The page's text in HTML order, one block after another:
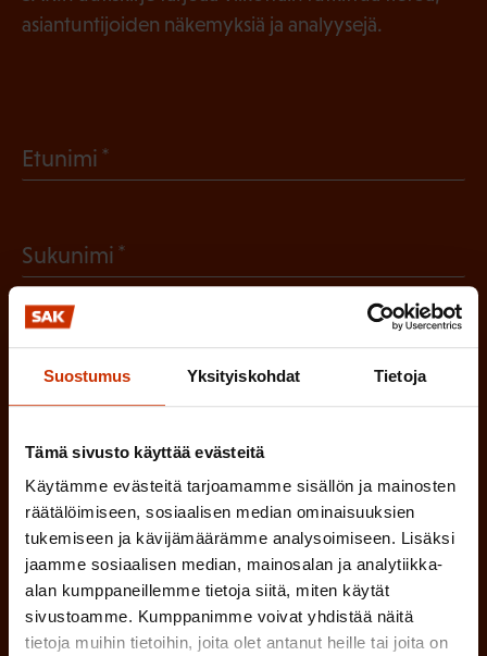
Suostumus Yksityiskohdat Tietoja
Tämä sivusto käyttää evästeitä
Käytämme evästeitä tarjoamamme sisällön ja mainosten
räätälöimiseen, sosiaalisen median ominaisuuksien
tukemiseen ja kävijämäärämme analysoimiseen. Lisäksi
jaamme sosiaalisen median, mainosalan ja analytiikka-
alan kumppaneillemme tietoja siitä, miten käytät
sivustoamme. Kumppanimme voivat yhdistää näitä
tietoja muihin tietoihin, joita olet antanut heille tai joita on
asiantuntijoiden näkemyksiä ja analyysejä.
Etunimi
l
i
e
n
)
Sukunimi
P
l
n
e
n
)
Sähköpostiosoite
(
P
k
o
l
l
i
n
TYÖSUOJELUVALTUUTETTU
TÖISSÄ AMMATTILIITOSSA